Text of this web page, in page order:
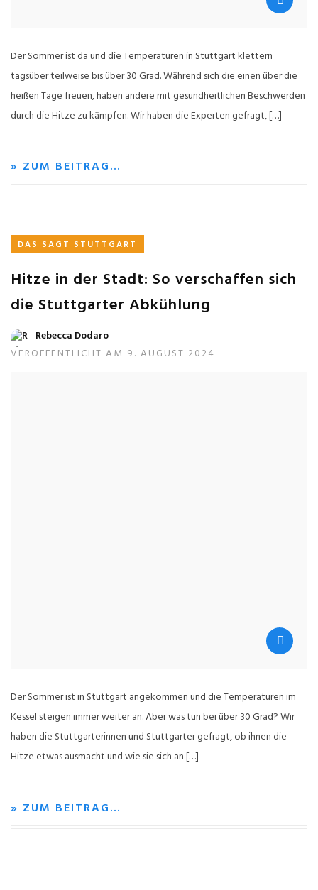
Der Sommer ist da und die Temperaturen in Stuttgart klettern
tagsüber teilweise bis über 30 Grad. Während sich die einen über die
heißen Tage freuen, haben andere mit gesundheitlichen Beschwerden
durch die Hitze zu kämpfen. Wir haben die Experten gefragt, […]
» ZUM BEITRAG…
DAS SAGT STUTTGART
Hitze in der Stadt: So verschaffen sich
die Stuttgarter Abkühlung
Rebecca Dodaro
VERÖFFENTLICHT AM 9. AUGUST 2024
Der Sommer ist in Stuttgart angekommen und die Temperaturen im
Kessel steigen immer weiter an. Aber was tun bei über 30 Grad? Wir
haben die Stuttgarterinnen und Stuttgarter gefragt, ob ihnen die
Hitze etwas ausmacht und wie sie sich an […]
» ZUM BEITRAG…